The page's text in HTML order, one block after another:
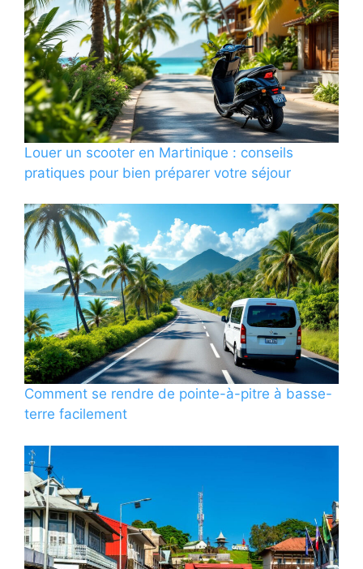
Louer un scooter en Martinique : conseils
pratiques pour bien préparer votre séjour
Comment se rendre de pointe-à-pitre à basse-
terre facilement